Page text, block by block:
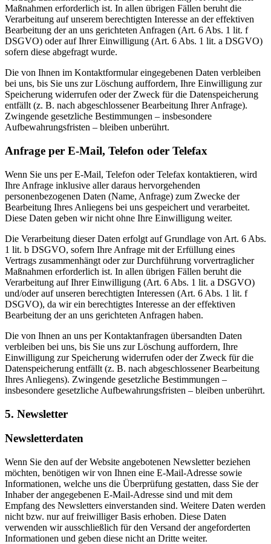
Maßnahmen erforderlich ist. In allen übrigen Fällen beruht die
Verarbeitung auf unserem berechtigten Interesse an der effektiven
Bearbeitung der an uns gerichteten Anfragen (Art. 6 Abs. 1 lit. f
DSGVO) oder auf Ihrer Einwilligung (Art. 6 Abs. 1 lit. a DSGVO)
sofern diese abgefragt wurde.
Die von Ihnen im Kontaktformular eingegebenen Daten verbleiben
bei uns, bis Sie uns zur Löschung auffordern, Ihre Einwilligung zur
Speicherung widerrufen oder der Zweck für die Datenspeicherung
entfällt (z. B. nach abgeschlossener Bearbeitung Ihrer Anfrage).
Zwingende gesetzliche Bestimmungen – insbesondere
Aufbewahrungsfristen – bleiben unberührt.
Anfrage per E-Mail, Telefon oder Telefax
Wenn Sie uns per E-Mail, Telefon oder Telefax kontaktieren, wird
Ihre Anfrage inklusive aller daraus hervorgehenden
personenbezogenen Daten (Name, Anfrage) zum Zwecke der
Bearbeitung Ihres Anliegens bei uns gespeichert und verarbeitet.
Diese Daten geben wir nicht ohne Ihre Einwilligung weiter.
Die Verarbeitung dieser Daten erfolgt auf Grundlage von Art. 6 Abs.
1 lit. b DSGVO, sofern Ihre Anfrage mit der Erfüllung eines
Vertrags zusammenhängt oder zur Durchführung vorvertraglicher
Maßnahmen erforderlich ist. In allen übrigen Fällen beruht die
Verarbeitung auf Ihrer Einwilligung (Art. 6 Abs. 1 lit. a DSGVO)
und/oder auf unseren berechtigten Interessen (Art. 6 Abs. 1 lit. f
DSGVO), da wir ein berechtigtes Interesse an der effektiven
Bearbeitung der an uns gerichteten Anfragen haben.
Die von Ihnen an uns per Kontaktanfragen übersandten Daten
verbleiben bei uns, bis Sie uns zur Löschung auffordern, Ihre
Einwilligung zur Speicherung widerrufen oder der Zweck für die
Datenspeicherung entfällt (z. B. nach abgeschlossener Bearbeitung
Ihres Anliegens). Zwingende gesetzliche Bestimmungen –
insbesondere gesetzliche Aufbewahrungsfristen – bleiben unberührt.
5. Newsletter
Newsletterdaten
Wenn Sie den auf der Website angebotenen Newsletter beziehen
möchten, benötigen wir von Ihnen eine E-Mail-Adresse sowie
Informationen, welche uns die Überprüfung gestatten, dass Sie der
Inhaber der angegebenen E-Mail-Adresse sind und mit dem
Empfang des Newsletters einverstanden sind. Weitere Daten werden
nicht bzw. nur auf freiwilliger Basis erhoben. Diese Daten
verwenden wir ausschließlich für den Versand der angeforderten
Informationen und geben diese nicht an Dritte weiter.